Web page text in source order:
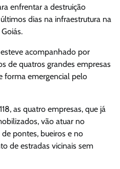
enfrentar a destruição
dias na infraestrutura na
acompanhado por
de quatros grandes empresas
forma emergencial pelo
as quatro empresas, que já
vão atuar no
pontes, bueiros e no
de estradas vicinais sem